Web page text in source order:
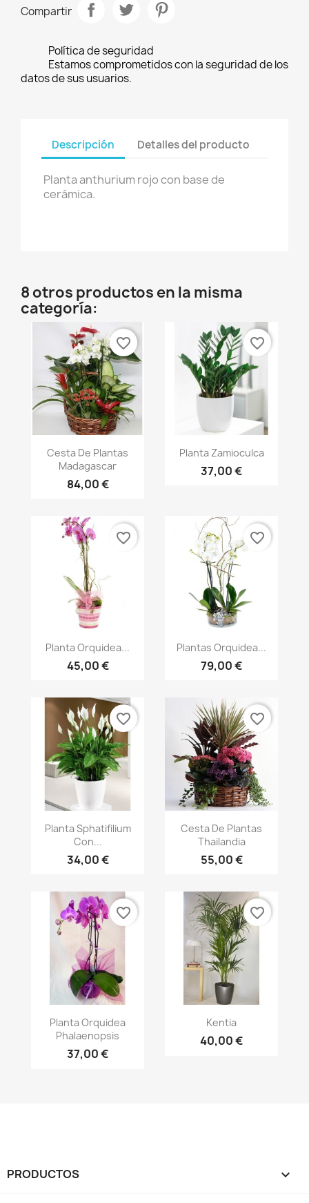
Compartir
Política de seguridad
Estamos comprometidos con la seguridad de los
datos de sus usuarios.
Descripción Detalles del producto
Planta anthurium rojo con base de
cerámica.
8 otros productos en la misma
categoría:
Vista rápida
Cesta De Plantas
Madagascar
84,00 €
favorite_border
Vista rápida
Planta Zamioculca
37,00 €
favorite_border
Vista rápida
Planta Orquidea...
45,00 €
favorite_border
Vista rápida
Plantas Orquidea...
79,00 €
favorite_border
Vista rápida
Planta Sphatifilium
Con...
34,00 €
favorite_border
Vista rápida
Cesta De Plantas
Thailandia
55,00 €
favorite_border
Vista rápida
Planta Orquidea
Phalaenopsis
37,00 €
favorite_border
Vista rápida
Kentia
40,00 €
favorite_border
PRODUCTOS 